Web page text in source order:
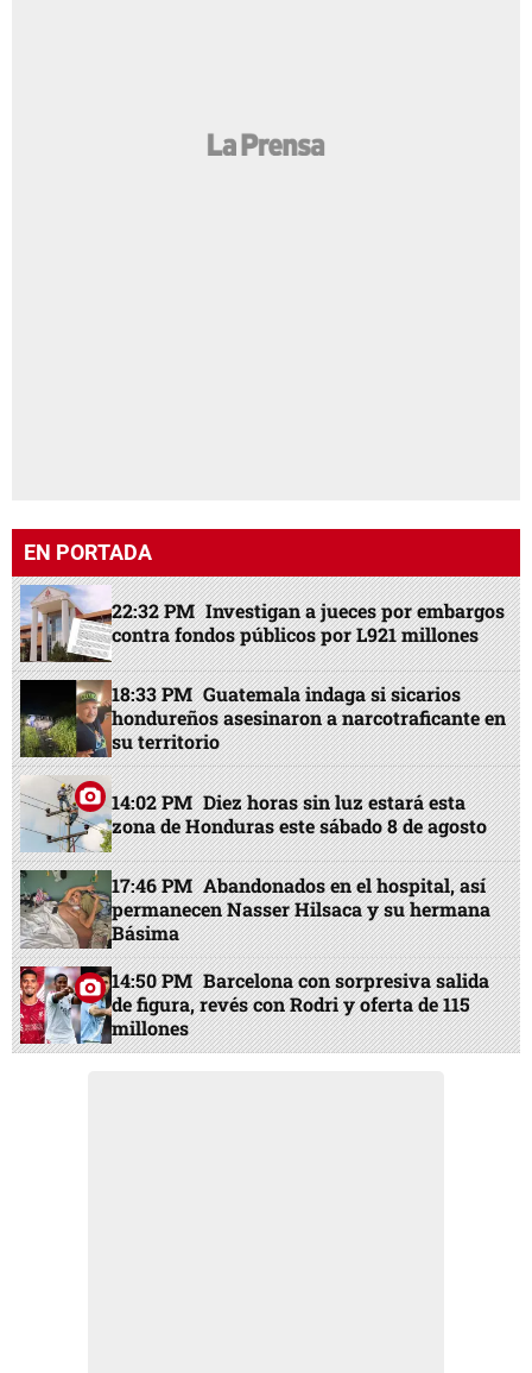
EN PORTADA
22:32 PM Investigan a jueces por embargos
contra fondos públicos por L921 millones
18:33 PM Guatemala indaga si sicarios
hondureños asesinaron a narcotraficante en
su territorio
14:02 PM Diez horas sin luz estará esta
zona de Honduras este sábado 8 de agosto
17:46 PM Abandonados en el hospital, así
permanecen Nasser Hilsaca y su hermana
Básima
14:50 PM Barcelona con sorpresiva salida
de figura, revés con Rodri y oferta de 115
millones